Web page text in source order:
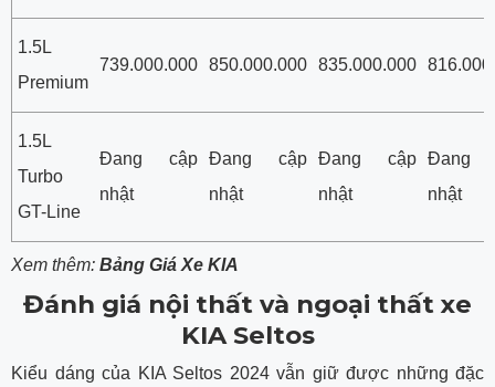
1.5L
Premium
739.000.000 850.000.000 835.000.000
1.5L
Turbo
GT-Line
Đang cập
nhật
Đang cập
nhật
Đang cập
nhật
Đang
nhật
Xem thêm: Bảng Giá Xe KIA
Đánh giá nội thất và ngoại thất xe
KIA Seltos
Kiểu dáng của KIA Seltos 2024 vẫn giữ được những đặc